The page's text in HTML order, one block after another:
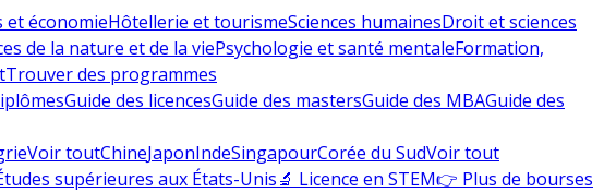
et économieHôtellerie et tourismeSciences humainesDroit et sciences
de la nature et de la viePsychologie et santé mentaleFormation,
Trouver des programmes
Guide des licencesGuide des mastersGuide des MBAGuide des
Voir toutChineJaponIndeSingapourCorée du SudVoir tout
supérieures aux États-Unis🔬 Licence en STEM👉 Plus de bourses